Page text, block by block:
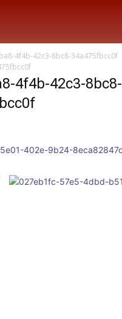
4f4b-42c3-8bc8-34a475fbcc0f
4f4b-42c3-8bc8-